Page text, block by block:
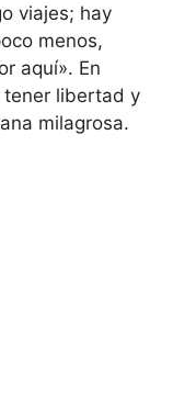
viajes; hay
menos,
aquí». En
tener libertad y
milagrosa.